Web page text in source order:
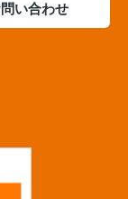
い合わせ